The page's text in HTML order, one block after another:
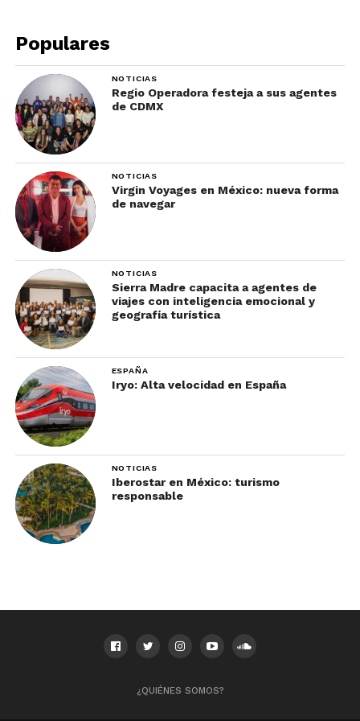
se pueden comprar en
también en
interesantísimos.
Populares
NOTICIAS
Regio Operadora festeja a sus agentes
de CDMX
NOTICIAS
Virgin Voyages en México: nueva forma
de navegar
NOTICIAS
Sierra Madre capacita a agentes de
viajes con inteligencia emocional y
geografía turística
ESPAÑA
Iryo: Alta velocidad en España
NOTICIAS
Iberostar en México: turismo
responsable
¿QUIÉNES SOMOS?